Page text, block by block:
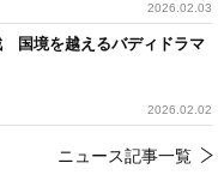
2026.02.03
国境を越えるバディドラマ
2026.02.02
ニュース記事一覧